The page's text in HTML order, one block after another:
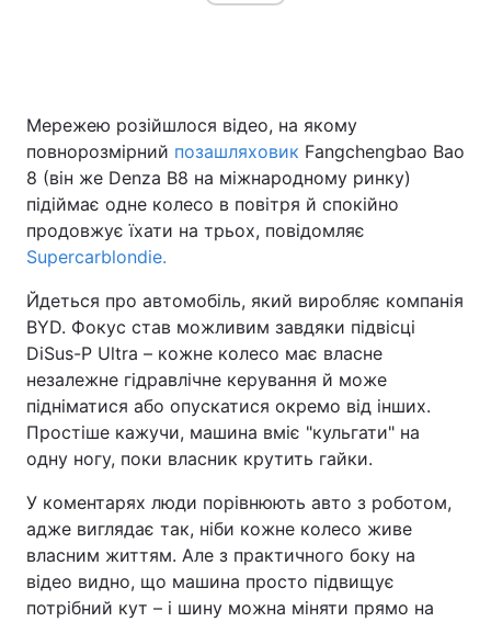
Мережею розійшлося відео, на якому
повнорозмірний позашляховик Fangchengbao Bao
8 (він же Denza B8 на міжнародному ринку)
підіймає одне колесо в повітря й спокійно
продовжує їхати на трьох, повідомляє
Supercarblondie.
Йдеться про автомобіль, який виробляє компанія
BYD. Фокус став можливим завдяки підвісці
DiSus-P Ultra – кожне колесо має власне
незалежне гідравлічне керування й може
підніматися або опускатися окремо від інших.
Простіше кажучи, машина вміє "кульгати" на
одну ногу, поки власник крутить гайки.
У коментарях люди порівнюють авто з роботом,
адже виглядає так, ніби кожне колесо живе
власним життям. Але з практичного боку на
відео видно, що машина просто підвищує
потрібний кут – і шину можна міняти прямо на